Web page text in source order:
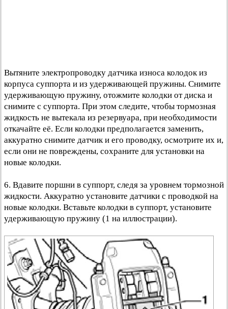
Вытяните электропроводку датчика износа колодок из
корпуса суппорта и из удерживающей пружины. Снимите
удерживающую пружину, отожмите колодки от диска и
снимите с суппорта. При этом следите, чтобы тормозная
жидкость не вытекала из резервуара, при необходимости
откачайте её. Если колодки предполагается заменить,
аккуратно снимите датчик и его проводку, осмотрите их и,
если они не повреждены, сохраните для установки на
новые колодки.
6. Вдавите поршни в суппорт, следя за уровнем тормозной
жидкости. Аккуратно установите датчики с проводкой на
новые колодки. Вставьте колодки в суппорт, установите
удерживающую пружину (1 на иллюстрации).